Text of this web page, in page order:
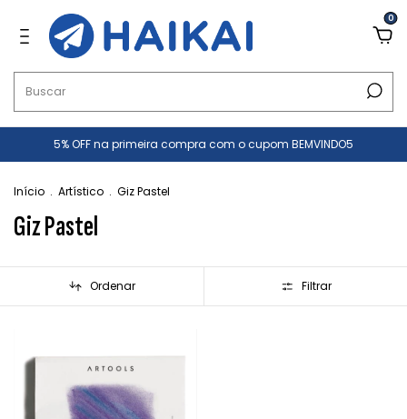
0
5% OFF na primeira compra com o cupom BEMVINDO5
Início . Artístico . Giz Pastel
Giz Pastel
Ordenar Filtrar